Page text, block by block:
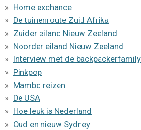
Home exchance
De tuinenroute Zuid Afrika
Zuider eiland Nieuw Zeeland
Noorder eiland Nieuw Zeeland
Interview met de backpackerfamily
Pinkpop
Mambo reizen
De USA
Hoe leuk is Nederland
Oud en nieuw Sydney